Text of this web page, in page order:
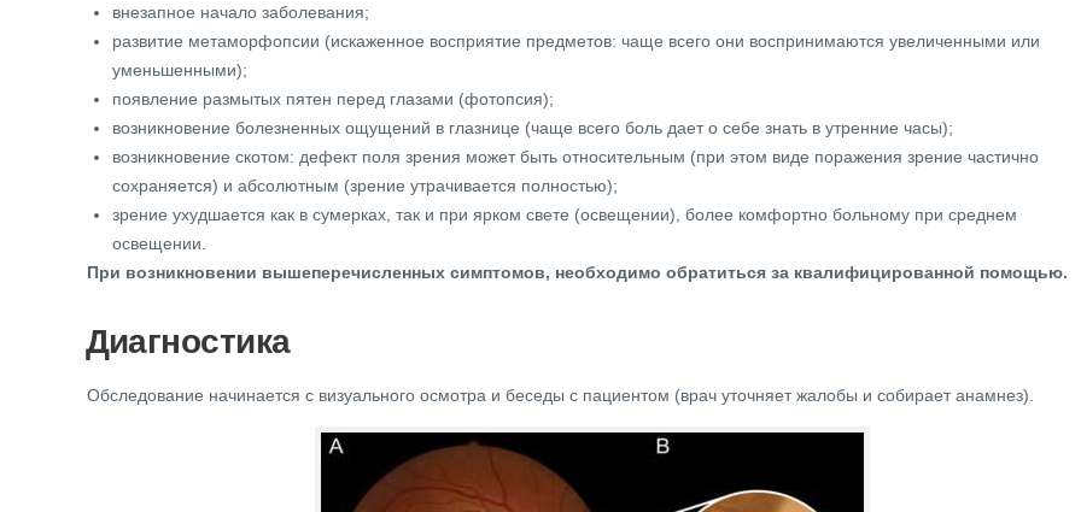
внезапное начало заболевания;
развитие метаморфопсии (искаженное восприятие предметов: чаще всего они воспринимаются увеличенными или
уменьшенными);
появление размытых пятен перед глазами (фотопсия);
возникновение болезненных ощущений в глазнице (чаще всего боль дает о себе знать в утренние часы);
возникновение скотом: дефект поля зрения может быть относительным (при этом виде поражения зрение частично
сохраняется) и абсолютным (зрение утрачивается полностью);
зрение ухудшается как в сумерках, так и при ярком свете (освещении), более комфортно больному при среднем
освещении.
При возникновении вышеперечисленных симптомов, необходимо обратиться за квалифицированной помощью.
Диагностика
Обследование начинается с визуального осмотра и беседы с пациентом (врач уточняет жалобы и собирает анамнез).